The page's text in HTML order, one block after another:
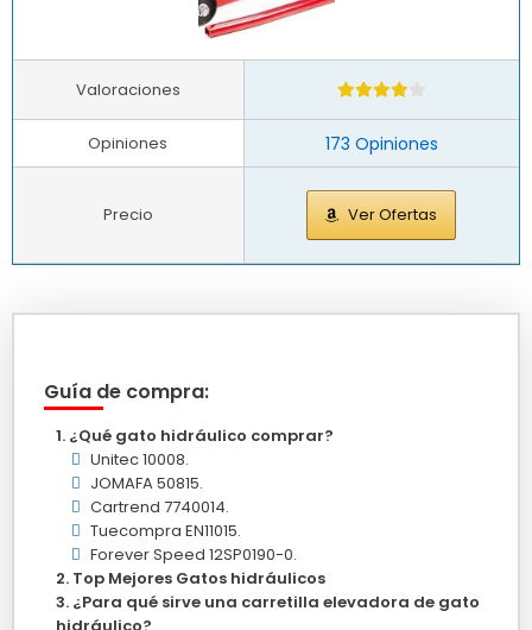
173 Opiniones
Ver Ofertas
Valoraciones
Opiniones
Precio
Guía de compra:
¿Qué gato hidráulico comprar?
Unitec 10008.
JOMAFA 50815.
Cartrend 7740014.
Tuecompra EN11015.
Forever Speed 12SP0190-0.
Top Mejores Gatos hidráulicos
¿Para qué sirve una carretilla elevadora de gato